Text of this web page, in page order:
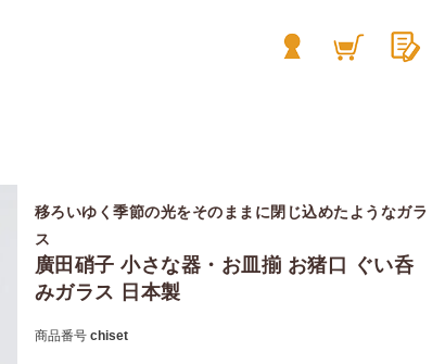
移ろいゆく季節の光をそのままに閉じ込めたようなガラ
ス
廣田硝子 小さな器・お皿揃 お猪口 ぐい呑
みガラス 日本製
商品番号 chiset